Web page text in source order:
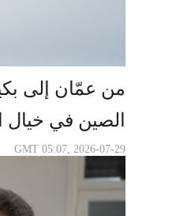
من عمّان إلى
الصين في خيال
GMT 05:07, 2026-07-29